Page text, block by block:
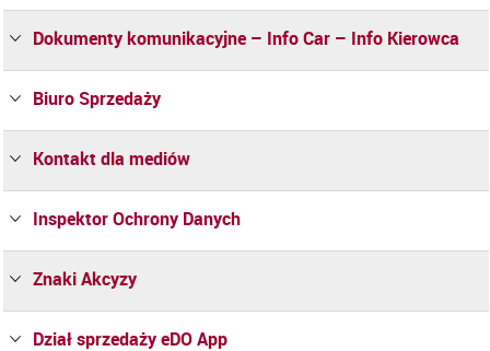
Dokumenty komunikacyjne – Info Car – Info Kierowca
Biuro Sprzedaży
Kontakt dla mediów
Inspektor Ochrony Danych
Znaki Akcyzy
Dział sprzedaży eDO App